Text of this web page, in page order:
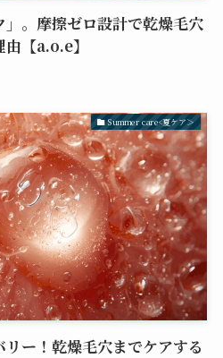
。摩擦ゼロ設計で乾燥毛穴
【a.o.e】
Summer care<夏ケア＞
ー！乾燥毛穴までケアする